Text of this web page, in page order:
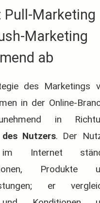
Pull-Marketing
Marketing
ab
des Marketings
in der Online-
in
Nutzers. Der
Internet
Produkte
er